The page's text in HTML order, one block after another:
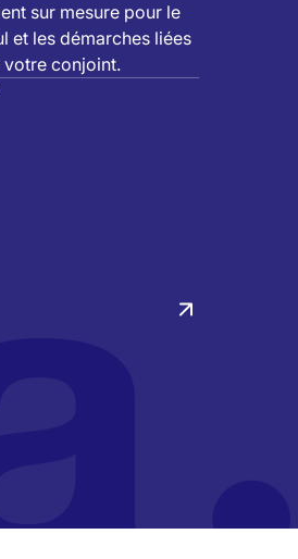
sur mesure pour le
et les démarches liées
votre conjoint.